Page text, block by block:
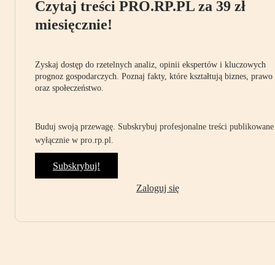
Czytaj treści PRO.RP.PL za 39 zł
miesięcznie!
Zyskaj dostęp do rzetelnych analiz, opinii ekspertów i kluczowych
prognoz gospodarczych. Poznaj fakty, które kształtują biznes, prawo
oraz społeczeństwo.
Buduj swoją przewagę. Subskrybuj profesjonalne treści publikowane
wyłącznie w pro.rp.pl.
Subskrybuj!
Zaloguj się